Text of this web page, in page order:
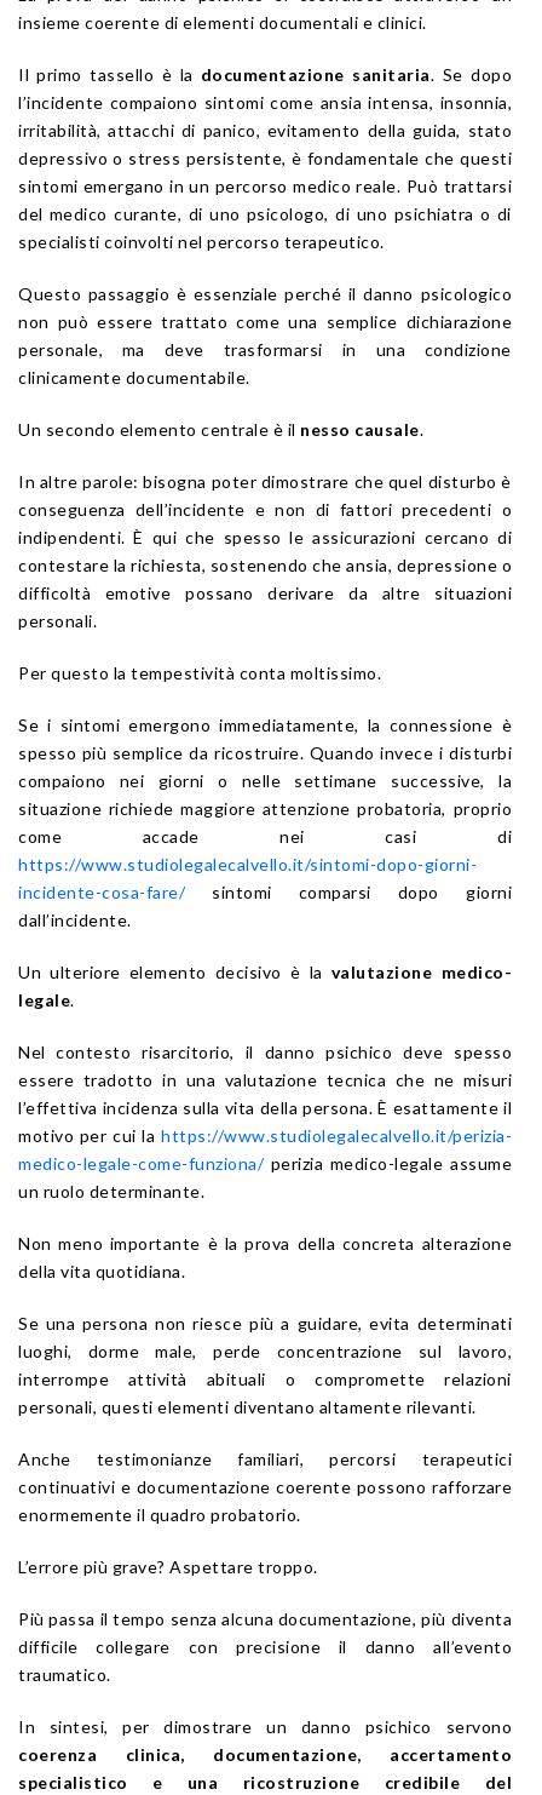
insieme coerente di elementi documentali e clinici.
Il primo tassello è la documentazione sanitaria. Se dopo
l’incidente compaiono sintomi come ansia intensa, insonnia,
irritabilità, attacchi di panico, evitamento della guida, stato
depressivo o stress persistente, è fondamentale che questi
sintomi emergano in un percorso medico reale. Può trattarsi
del medico curante, di uno psicologo, di uno psichiatra o di
specialisti coinvolti nel percorso terapeutico.
Questo passaggio è essenziale perché il danno psicologico
non può essere trattato come una semplice dichiarazione
personale, ma deve trasformarsi in una condizione
clinicamente documentabile.
Un secondo elemento centrale è il nesso causale.
In altre parole: bisogna poter dimostrare che quel disturbo è
conseguenza dell’incidente e non di fattori precedenti o
indipendenti. È qui che spesso le assicurazioni cercano di
contestare la richiesta, sostenendo che ansia, depressione o
difficoltà emotive possano derivare da altre situazioni
personali.
Per questo la tempestività conta moltissimo.
Se i sintomi emergono immediatamente, la connessione è
spesso più semplice da ricostruire. Quando invece i disturbi
compaiono nei giorni o nelle settimane successive, la
situazione richiede maggiore attenzione probatoria, proprio
come accade nei casi di
https://www.studiolegalecalvello.it/sintomi-dopo-giorni-
incidente-cosa-fare/sintomi comparsi dopo giorni
dall’incidente.
Un ulteriore elemento decisivo è la valutazione medico-
legale.
Nel contesto risarcitorio, il danno psichico deve spesso
essere tradotto in una valutazione tecnica che ne misuri
l’effettiva incidenza sulla vita della persona. È esattamente il
motivo per cui la https://www.studiolegalecalvello.it/perizia-
medico-legale-come-funziona/perizia medico-legale assume
un ruolo determinante.
Non meno importante è la prova della concreta alterazione
della vita quotidiana.
Se una persona non riesce più a guidare, evita determinati
luoghi, dorme male, perde concentrazione sul lavoro,
interrompe attività abituali o compromette relazioni
personali, questi elementi diventano altamente rilevanti.
Anche testimonianze familiari, percorsi terapeutici
continuativi e documentazione coerente possono rafforzare
enormemente il quadro probatorio.
L’errore più grave? Aspettare troppo.
Più passa il tempo senza alcuna documentazione, più diventa
difficile collegare con precisione il danno all’evento
traumatico.
In sintesi, per dimostrare un danno psichico servono
coerenza clinica, documentazione, accertamento
specialistico e una ricostruzione credibile del